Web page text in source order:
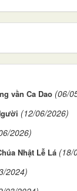
vần Ca Dao (06/
(12/06/2026)
2026)
Nhật Lễ Lá (18/
2024)